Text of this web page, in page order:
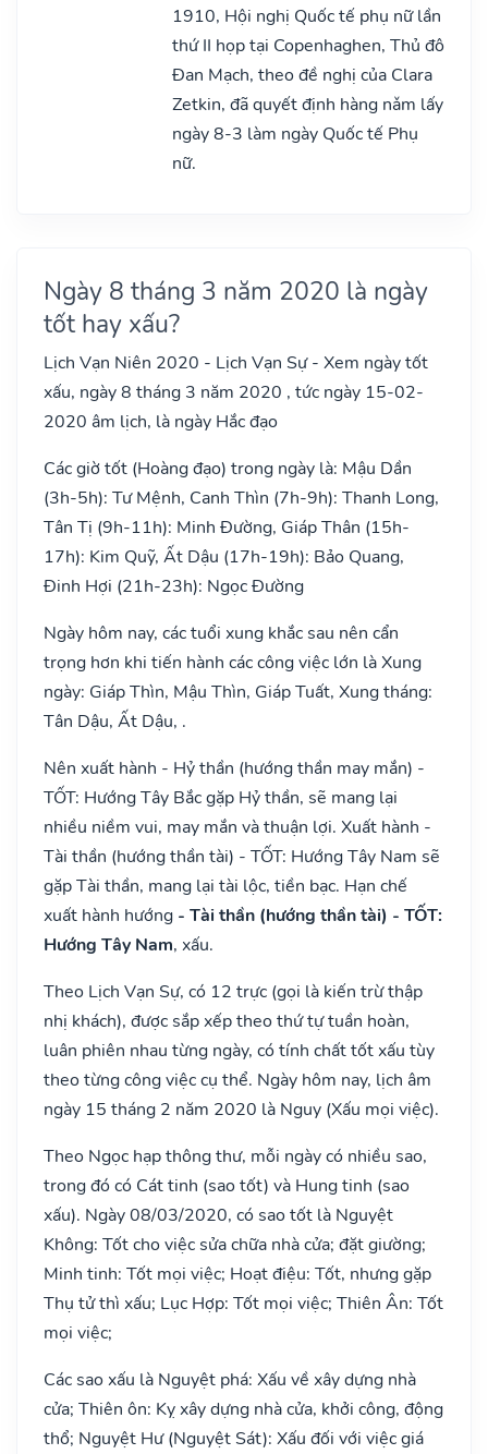
1910, Hội nghị Quốc tế phụ nữ lần
thứ II họp tại Copenhaghen, Thủ đô
Đan Mạch, theo đề nghị của Clara
Zetkin, đã quyết định hàng nǎm lấy
ngày 8-3 làm ngày Quốc tế Phụ
nữ.
Ngày 8 tháng 3 năm 2020 là ngày
tốt hay xấu?
Lịch Vạn Niên 2020 - Lịch Vạn Sự - Xem ngày tốt
xấu, ngày 8 tháng 3 năm 2020 , tức ngày 15-02-
2020 âm lịch, là ngày Hắc đạo
Các giờ tốt (Hoàng đạo) trong ngày là: Mậu Dần
(3h-5h): Tư Mệnh, Canh Thìn (7h-9h): Thanh Long,
Tân Tị (9h-11h): Minh Đường, Giáp Thân (15h-
17h): Kim Quỹ, Ất Dậu (17h-19h): Bảo Quang,
Đinh Hợi (21h-23h): Ngọc Đường
Ngày hôm nay, các tuổi xung khắc sau nên cẩn
trọng hơn khi tiến hành các công việc lớn là Xung
ngày: Giáp Thìn, Mậu Thìn, Giáp Tuất, Xung tháng:
Tân Dậu, Ất Dậu, .
Nên xuất hành - Hỷ thần (hướng thần may mắn) -
TỐT: Hướng Tây Bắc gặp Hỷ thần, sẽ mang lại
nhiều niềm vui, may mắn và thuận lợi. Xuất hành -
Tài thần (hướng thần tài) - TỐT: Hướng Tây Nam sẽ
gặp Tài thần, mang lại tài lộc, tiền bạc. Hạn chế
xuất hành hướng - Tài thần (hướng thần tài) - TỐT:
Hướng Tây Nam, xấu.
Theo Lịch Vạn Sự, có 12 trực (gọi là kiến trừ thập
nhị khách), được sắp xếp theo thứ tự tuần hoàn,
luân phiên nhau từng ngày, có tính chất tốt xấu tùy
theo từng công việc cụ thể. Ngày hôm nay, lịch âm
ngày 15 tháng 2 năm 2020 là Nguy (Xấu mọi việc).
Theo Ngọc hạp thông thư, mỗi ngày có nhiều sao,
trong đó có Cát tinh (sao tốt) và Hung tinh (sao
xấu). Ngày 08/03/2020, có sao tốt là Nguyệt
Không: Tốt cho việc sửa chữa nhà cửa; đặt giường;
Minh tinh: Tốt mọi việc; Hoạt điệu: Tốt, nhưng gặp
Thụ tử thì xấu; Lục Hợp: Tốt mọi việc; Thiên Ân: Tốt
mọi việc;
Các sao xấu là Nguyệt phá: Xấu về xây dựng nhà
cửa; Thiên ôn: Kỵ xây dựng nhà cửa, khởi công, động
thổ; Nguyệt Hư (Nguyệt Sát): Xấu đối với việc giá